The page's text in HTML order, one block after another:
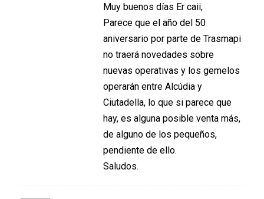
Muy buenos días Er caii,
Parece que el año del 50
aniversario por parte de Trasmapi
no traerá novedades sobre
nuevas operativas y los gemelos
operarán entre Alcúdia y
Ciutadella, lo que si parece que
hay, es alguna posible venta más,
de alguno de los pequeños,
pendiente de ello.
Saludos.